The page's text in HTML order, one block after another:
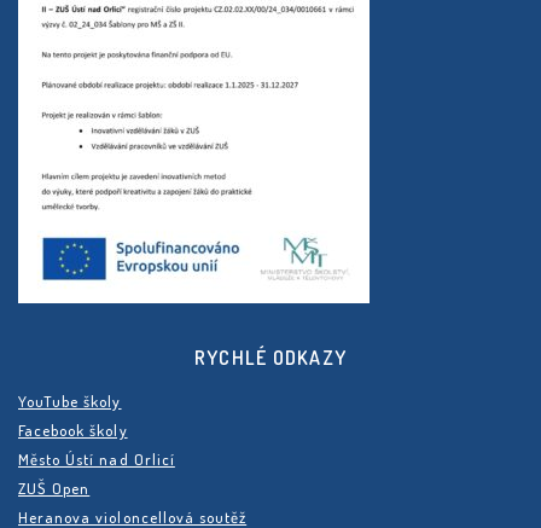
RYCHLÉ ODKAZY
YouTube školy
Facebook školy
Město Ústí nad Orlicí
ZUŠ Open
Heranova violoncellová soutěž